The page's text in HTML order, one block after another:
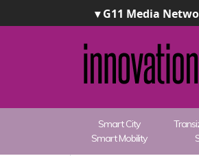
▾ G11 Media
Smart City
Smart Mobility